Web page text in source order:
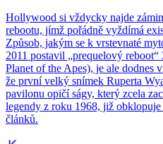
Hollywood si vždycky najde
rebootu, jímž pořádně vyždímá
Způsob, jakým se k vrstevnaté
2011 postavil „prequelový
Planet of the Apes), je ale dodnes
že první velký snímek Ruperta
pavilonu opičí ságy, který zcela
legendy z roku 1968, již
článků.